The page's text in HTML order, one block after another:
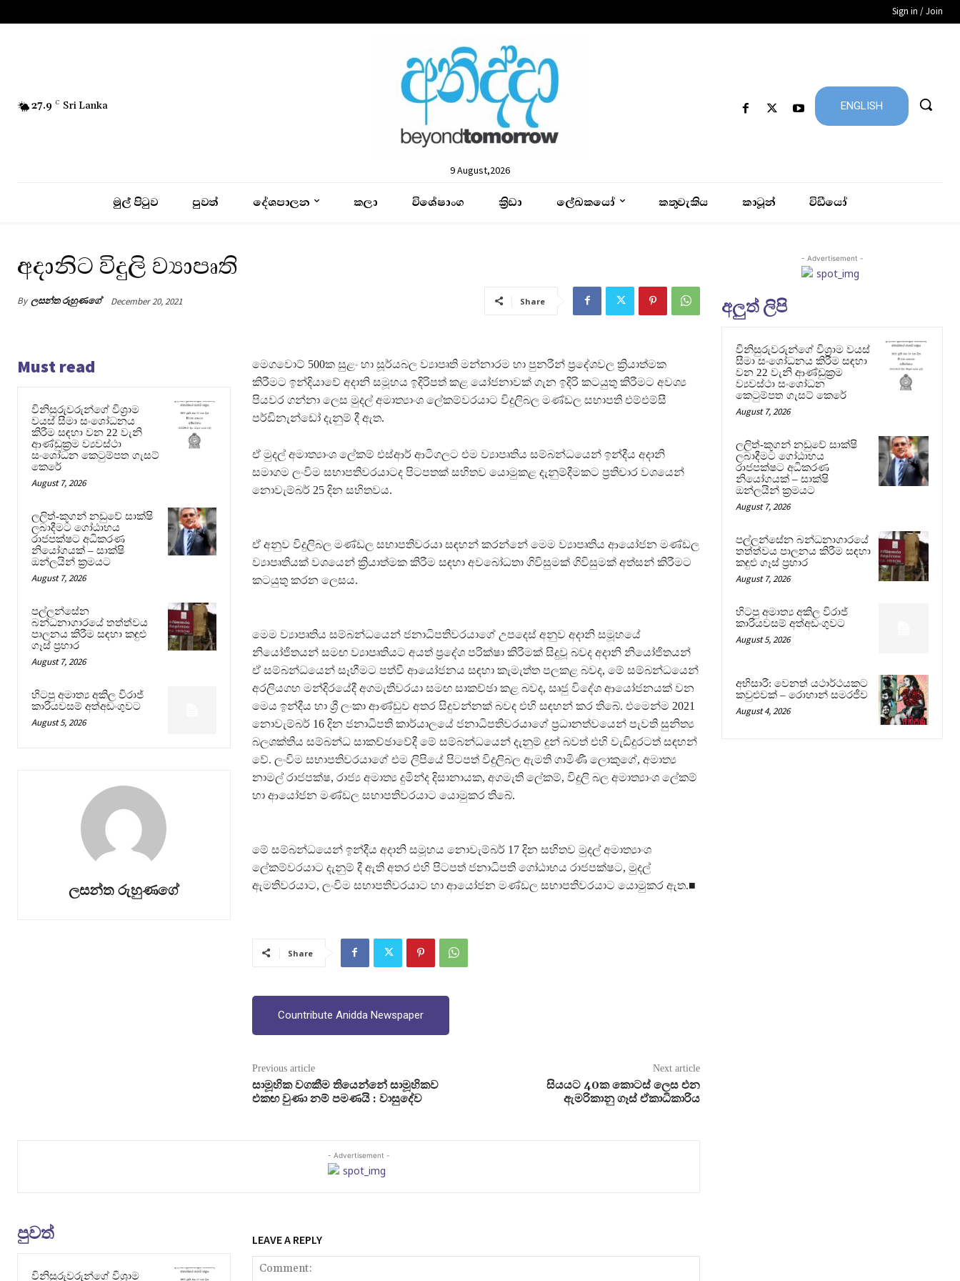
Sign in / Join
27.9 C Sri Lanka
9 August,2026
ENGLISH
මුල් පිටුව පුවත් දේශපාලන කලා විශේෂාංග ක්‍රිඩා ලේඛකයෝ කතුවැකිය කාටූන් විඩීයෝ
අදානිට විදුලි ව්‍යාපෘති
By ලසන්ත රුහුණගේ December 20, 2021 Share
Must read
විනිසුරුවරුන්ගේ විශ්‍රාම
වයස් සීමා සංශෝධනය
කිරීම සඳහා වන 22 වැනි
ආණ්ඩුක්‍රම ව්‍යවස්ථා
සංශෝධන කෙටුම්පත ගැසට්
කෙරේ
August 7, 2026
ලලිත්-කූගන් නඩුවේ සාක්ෂි
ලබාදීමට ගෝඨාභය
රාජපක්ෂට අධිකරණ
නියෝගයක් – සාක්ෂි
ඔන්ලයින් ක්‍රමයට
August 7, 2026
පල්ලන්සේන
බන්ධනාගාරයේ තත්ත්වය
පාලනය කිරීම සඳහා කඳුළු
ගෑස් ප්‍රහාර
August 7, 2026
හිටපු අමාත්‍ය අකිල විරාජ්
කාරියවසම් අත්අඩංගුවට
August 5, 2026
ලසන්ත රුහුණගේ
මෙගවොට් 500ක සුළං හා සූර්යබල ව්‍යාපෘති මන්නාරම හා පුනරීන් ප්‍රදේශවල ක්‍රියාත්මක
කිරීමට ඉන්දියාවේ අදානි සමූහය ඉදිරිපත් කළ යෝජනාවක් ගැන ඉදිරි කටයුතු කිරීමට අවශ්‍ය
පියවර ගන්නා ලෙස මුදල් අමාත්‍යාංශ ලේකම්වරයාට විදුලිබල මණ්ඩල සභාපති එම්එම්සී
පර්ඩිනැන්ඩෝ දැනුම් දී ඇත.
ඒ මුදල් අමාත්‍යාංශ ලේකම් එස්ආර් ආටිගලට එම ව්‍යාපෘතිය සම්බන්ධයෙන් ඉන්දීය අදානි
සමාගම ලංවිම සභාපතිවරයාටද පිටපතක් සහිතව යොමුකළ දැනුම්දීමකට ප්‍රතිචාර වශයෙන්
නොවැම්බර් 25 දින සහිතවය.
ඒ අනුව විදුලිබල මණ්ඩල සභාපතිවරයා සඳහන් කරන්නේ මෙම ව්‍යාපෘතිය ආයෝජන මණ්ඩල
ව්‍යාපෘතියක් වශයෙන් ක්‍රියාත්මක කිරීම සඳහා අවබෝධතා ගිවිසුමක් ගිවිසුමක් අත්සන් කිරීමට
කටයුතු කරන ලෙසය.
මෙම ව්‍යාපෘතිය සම්බන්ධයෙන් ජනාධිපතිවරයාගේ උපදෙස් අනුව අදානි සමූහයේ
නියෝජිතයන් සමඟ ව්‍යාපෘතියට අයත් ප්‍රදේශ පරික්ෂා කිරීමක් සිදුවූ බවද අදානි නියෝජිතයන්
ඒ සම්බන්ධයෙන් සෑහීමට පත්වී ආයෝජනය සඳහා කැමැත්ත පලකළ බවද, මේ සම්බන්ධයෙන්
අරලියගහ මන්දිරයේදී අගමැතිවරයා සමඟ සාකච්ඡා කළ බවද, සෘජු විදේශ ආයෝජනයක් වන
මෙය ඉන්දීය හා ශ්‍රී ලංකා ආණ්ඩුව අතර සිදුවන්නක් බවද එහි සඳහන් කර තිබේ. එමෙන්ම 2021
නොවැම්බර් 16 දින ජනාධිපති කාර්යාලයේ ජනාධිපතිවරයාගේ ප්‍රධානත්වයෙන් පැවති සුනිත්‍ය
බලශක්තිය සම්බන්ධ සාකච්ඡාවේදී මේ සම්බන්ධයෙන් දැනුම් දුන් බවත් එහි වැඩිදුරටත් සඳහන්
වේ. ලංවිම සභාපතිවරයාගේ එම ලිපියේ පිටපත් විදුලිබල ඇමති ගාමිණී ලොකුගේ, අමාත්‍ය
නාමල් රාජපක්ෂ, රාජ්‍ය අමාත්‍ය දුමින්ද දිසානායක, අගමැති ලේකම්, විදුලි බල අමාත්‍යාංශ ලේකම්
හා ආයෝජන මණ්ඩල සභාපතිවරයාට යොමුකර තිබේ.
මේ සම්බන්ධයෙන් ඉන්දීය අදානි සමූහය නොවැම්බර් 17 දින සහිතව මුදල් අමාත්‍යාංශ
ලේකම්වරයාට දැනුම් දී ඇති අතර එහි පිටපත් ජනාධිපති ගෝඨාභය රාජපක්ෂට, මුදල්
ඇමතිවරයාට, ලංවිම සභාපතිවරයාට හා ආයෝජන මණ්ඩල සභාපතිවරයාට යොමුකර ඇත.■
Share
Countribute Anidda Newspaper
Previous article
සාමූහික වගකීම තියෙන්නේ සාමූහිකව
එකඟ වුණා නම් පමණයි : වාසුදේව
Next article
සියයට 40ක කොටස් ලෙස එන
ඇමරිකානු ගෑස් ඒකාධිකාරිය
- Advertisement -
පුවත්
විනිසුරුවරුන්ගේ විශ්‍රාම
LEAVE A REPLY
- Advertisement -
අලුත් ලිපි
විනිසුරුවරුන්ගේ විශ්‍රාම වයස්
සීමා සංශෝධනය කිරීම සඳහා
වන 22 වැනි ආණ්ඩුක්‍රම
ව්‍යවස්ථා සංශෝධන
කෙටුම්පත ගැසට් කෙරේ
August 7, 2026
ලලිත්-කූගන් නඩුවේ සාක්ෂි
ලබාදීමට ගෝඨාභය
රාජපක්ෂට අධිකරණ
නියෝගයක් – සාක්ෂි
ඔන්ලයින් ක්‍රමයට
August 7, 2026
පල්ලන්සේන බන්ධනාගාරයේ
තත්ත්වය පාලනය කිරීම සඳහා
කඳුළු ගෑස් ප්‍රහාර
August 7, 2026
හිටපු අමාත්‍ය අකිල විරාජ්
කාරියවසම් අත්අඩංගුවට
August 5, 2026
අභිසාරී: වෙනත් යථාර්ථයකට
කවුළුවක් – රොහාන් සමරජීව
August 4, 2026